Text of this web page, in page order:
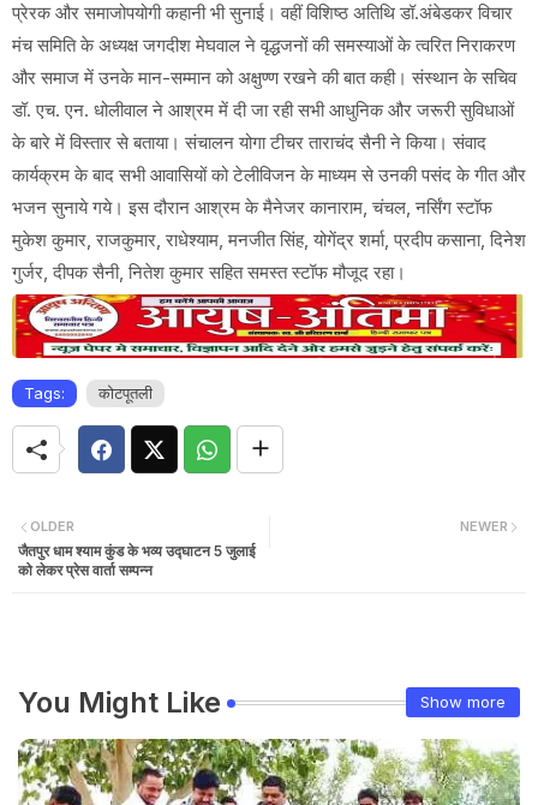
प्रेरक और समाजोपयोगी कहानी भी सुनाई। वहीं विशिष्ठ अतिथि डॉ.अंबेडकर विचार
मंच समिति के अध्यक्ष जगदीश मेघवाल ने वृद्धजनों की समस्याओं के त्वरित निराकरण
और समाज में उनके मान-सम्मान को अक्षुण्ण रखने की बात कही। संस्थान के सचिव
डॉ. एच. एन. धोलीवाल ने आश्रम में दी जा रही सभी आधुनिक और जरूरी सुविधाओं
के बारे में विस्तार से बताया। संचालन योगा टीचर ताराचंद सैनी ने किया। संवाद
कार्यक्रम के बाद सभी आवासियों को टेलीविजन के माध्यम से उनकी पसंद के गीत और
भजन सुनाये गये। इस दौरान आश्रम के मैनेजर कानाराम, चंचल, नर्सिंग स्टॉफ
मुकेश कुमार, राजकुमार, राधेश्याम, मनजीत सिंह, योगेंद्र शर्मा, प्रदीप कसाना, दिनेश
गुर्जर, दीपक सैनी, नितेश कुमार सहित समस्त स्टॉफ मौजूद रहा।
Tags: कोटपूतली
NEWER
OLDER
जैतपुर धाम श्याम कुंड के भव्य उद्घाटन 5 जुलाई
को लेकर प्रेस वार्ता सम्पन्न
You Might Like Show more